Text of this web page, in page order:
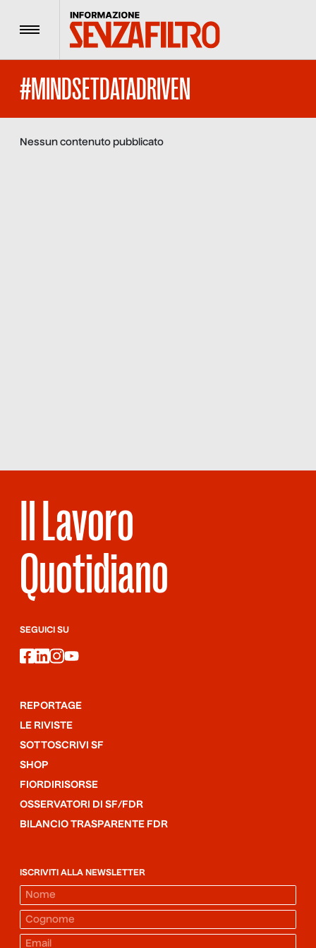
Menu
#MINDSETDATADRIVEN
Nessun contenuto pubblicato
Il Lavoro
Quotidiano
SEGUICI SU
facebook
linkedin
instagram
youtube
REPORTAGE
LE RIVISTE
SOTTOSCRIVI SF
SHOP
FIORDIRISORSE
OSSERVATORI DI SF/FDR
BILANCIO TRASPARENTE FDR
ISCRIVITI ALLA NEWSLETTER